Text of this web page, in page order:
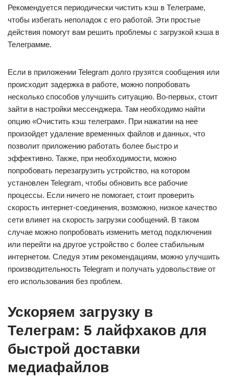
Рекомендуется периодически чистить кэш в Телеграме,
чтобы избегать неполадок с его работой. Эти простые
действия помогут вам решить проблемы с загрузкой кэша в
Телеграмме.
Если в приложении Telegram долго грузятся сообщения или
происходит задержка в работе, можно попробовать
несколько способов улучшить ситуацию. Во-первых, стоит
зайти в настройки мессенджера. Там необходимо найти
опцию «Очистить кэш телеграм». При нажатии на нее
произойдет удаление временных файлов и данных, что
позволит приложению работать более быстро и
эффективно. Также, при необходимости, можно
попробовать перезагрузить устройство, на котором
установлен Telegram, чтобы обновить все рабочие
процессы. Если ничего не помогает, стоит проверить
скорость интернет-соединения, возможно, низкое качество
сети влияет на скорость загрузки сообщений. В таком
случае можно попробовать изменить метод подключения
или перейти на другое устройство с более стабильным
интернетом. Следуя этим рекомендациям, можно улучшить
производительность Telegram и получать удовольствие от
его использования без проблем.
Ускоряем загрузку в
Телеграм: 5 лайфхаков для
быстрой доставки
медиафайлов